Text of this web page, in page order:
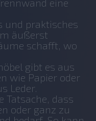
eine
und praktisches
äußerst
schafft, wo
gibt es aus
wie Papier oder
Leder.
Tatsache, dass
oder ganz zu